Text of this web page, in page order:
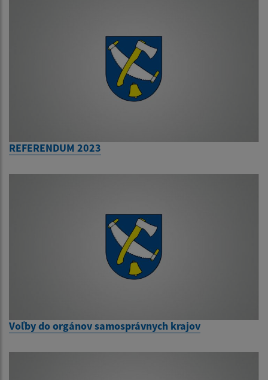
REFERENDUM 2023
Voľby do orgánov samosprávnych krajov